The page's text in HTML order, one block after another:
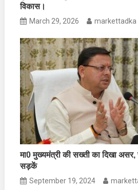
विकास।
March 29, 2026 markettadka
मा0 मुख्यमंत्री की सख्ती का दिखा असर,
सड़कें
September 19, 2024